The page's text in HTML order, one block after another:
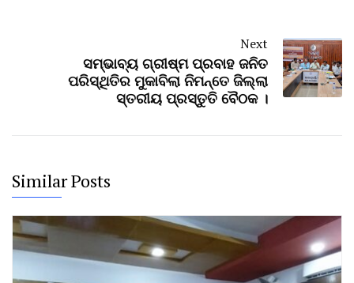
Next
ସମ୍ଭାବ୍ୟ ଗ୍ରୀଷ୍ମ ପ୍ରବାହ ଜନିତ
ପରିସ୍ଥିତିର ମୁକାବିଲା ନିମନ୍ତେ ଜିଲ୍ଲା
ସ୍ତରୀୟ ପ୍ରସ୍ତୁତି ବୈଠକ ।
Similar Posts